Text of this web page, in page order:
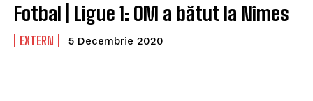
Fotbal | Ligue 1: OM a bătut la Nîmes
EXTERN 5 Decembrie 2020